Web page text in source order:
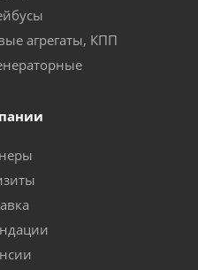
агрегаты, КПП